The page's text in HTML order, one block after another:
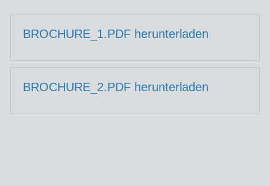
BROCHURE_1.PDF herunterladen
BROCHURE_2.PDF herunterladen